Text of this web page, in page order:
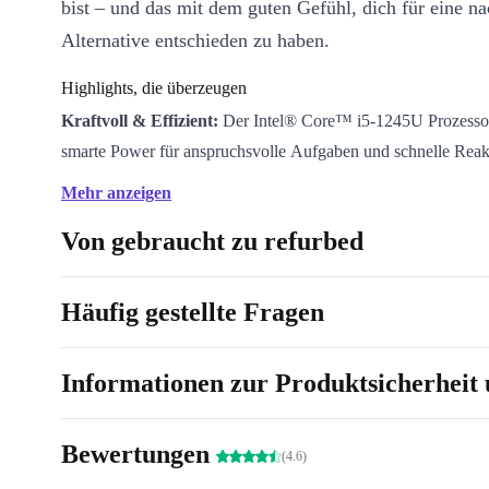
bist – und das mit dem guten Gefühl, dich für eine
Alternative entschieden zu haben.
Highlights, die überzeugen
Kraftvoll & Effizient: Der Intel® Core™ i5-1245U
smarte Power für anspruchsvolle Aufgaben und schnelle
unterstützt durch 10 Prozessorkerne und moderne DDR4-
weniger Elektroschrott und eine ressourcenschonende
Beitrag für eine grünere Zukunft.
Konnektivität ohne Kompromisse:
Scharfes IPS-Display:Genieße brillante Farben und klare
Alltagstauglich:Dank des integrierten Nummernblocks tippst
Mehr anzeigen
Von gebraucht zu refurbed
Häufig gestellte Fragen
Informationen zur Produktsicherheit
Bewertungen (4.6)